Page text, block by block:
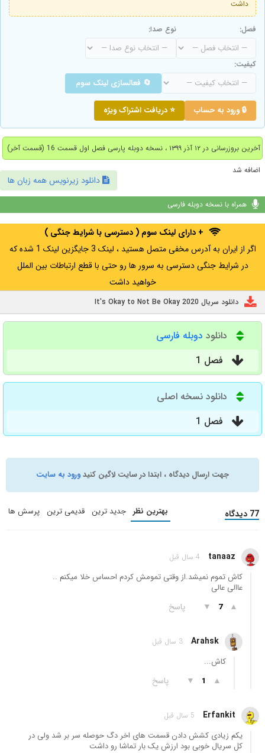
داشت
فصل: نوع صدا:
کیفیت:
🔄 فعالسازی لینک سوم
🔒 ورود به حساب ⭐ دریافت اشتراک ویژه
آخرین بروزرسانی در ۱۲ آذر ۱۳۹۹ ، نسخه دوبله پارسی فصل اول قسمت 16 (قسمت آخر)
اضافه شد
دانلود زیرنویس همه زبان ها
همراه با نسخه دوبله فارسی
+ دارای لینک سوم ( دسترسی با شرایط جنگی )
اگر از ایران به آدرس مخفی متصل هستید ، لینک 3 جایگزین لینک 1 شده که
در شرایط جنگی دسترسی به سرور ها رو حتی با قطع ارتباطات بین الملل
خواهید داشت
دانلود سریال It's Okay to Not Be Okay 2020
دانلود دوبله فارسی
فصل 1
دانلود نسخه اصلی
فصل 1
جهت ارسال دیدگاه ، ابتدا در سایت لاگین کنیدورود به سایت
77 دیدگاه بهترین نظر جدید ترین قدیمی ترین پرسش ها
tanaaz 4 سال قبل
کاش تموم نمیشد.از وقتی تمومش کردم احساس خلا میکنم ..
عاالی عالی
▲
7
▼ پاسخ
Arahsk 3 سال قبل
کاش...
▲
1
▼ پاسخ
Erfankit 5 سال قبل
یکم زیادی کشش دادن قسمت های اخر دگ حوصله سر بر شد ولی در
کل سریال خوبی بود ارزش یک بار تماشا رو داشت